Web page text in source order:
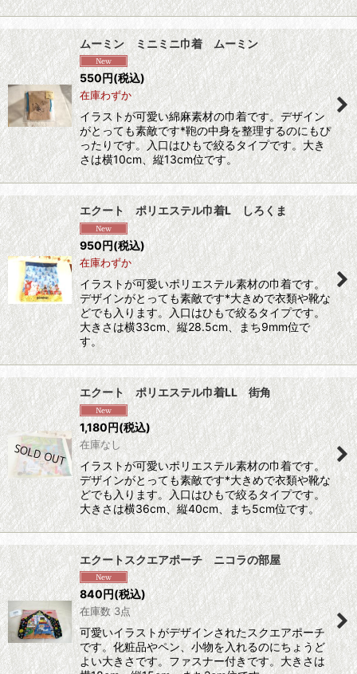
ムーミン ミニミニ巾着 ムーミン
550円(税込)
在庫わずか
イラストが可愛い綿麻素材の巾着です。デザイン
がとっても素敵です*鞄の中身を整理するのにもぴ
ったりです。入口はひもで絞るタイプです。大き
さは横10cm、縦13cm位です。
エクート ポリエステル巾着L しろくま
950円(税込)
在庫わずか
イラストが可愛いポリエステル素材の巾着です。
デザインがとっても素敵です*大きめで衣類や靴な
どでも入ります。入口はひもで絞るタイプです。
大きさは横33cm、縦28.5cm、まち9mm位で
す。
エクート ポリエステル巾着LL 街角
1,180円(税込)
在庫なし
イラストが可愛いポリエステル素材の巾着です。
デザインがとっても素敵です*大きめで衣類や靴な
どでも入ります。入口はひもで絞るタイプです。
大きさは横36cm、縦40cm、まち5cm位です。
エクートスクエアポーチ ニコラの部屋
840円(税込)
在庫数 3点
可愛いイラストがデザインされたスクエアポーチ
です。化粧品やペン、小物を入れるのにちょうど
よい大きさです。ファスナー付きです。大きさは